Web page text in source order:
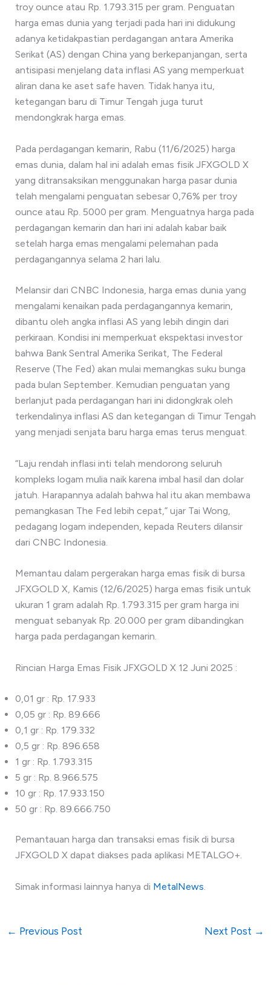
troy ounce atau Rp. 1.793.315 per gram. Penguatan
harga emas dunia yang terjadi pada hari ini didukung
adanya ketidakpastian perdagangan antara Amerika
Serikat (AS) dengan China yang berkepanjangan, serta
antisipasi menjelang data inflasi AS yang memperkuat
aliran dana ke aset safe haven. Tidak hanya itu,
ketegangan baru di Timur Tengah juga turut
mendongkrak harga emas.
Pada perdagangan kemarin, Rabu (11/6/2025) harga
emas dunia, dalam hal ini adalah emas fisik JFXGOLD X
yang ditransaksikan menggunakan harga pasar dunia
telah mengalami penguatan sebesar 0,76% per troy
ounce atau Rp. 5000 per gram. Menguatnya harga pada
perdagangan kemarin dan hari ini adalah kabar baik
setelah harga emas mengalami pelemahan pada
perdagangannya selama 2 hari lalu.
Melansir dari CNBC Indonesia, harga emas dunia yang
mengalami kenaikan pada perdagangannya kemarin,
dibantu oleh angka inflasi AS yang lebih dingin dari
perkiraan. Kondisi ini memperkuat ekspektasi investor
bahwa Bank Sentral Amerika Serikat, The Federal
Reserve (The Fed) akan mulai memangkas suku bunga
pada bulan September. Kemudian penguatan yang
berlanjut pada perdagangan hari ini didongkrak oleh
terkendalinya inflasi AS dan ketegangan di Timur Tengah
yang menjadi senjata baru harga emas terus menguat.
“Laju rendah inflasi inti telah mendorong seluruh
kompleks logam mulia naik karena imbal hasil dan dolar
jatuh. Harapannya adalah bahwa hal itu akan membawa
pemangkasan The Fed lebih cepat,” ujar Tai Wong,
pedagang logam independen, kepada Reuters dilansir
dari CNBC Indonesia.
Memantau dalam pergerakan harga emas fisik di bursa
JFXGOLD X, Kamis (12/6/2025) harga emas fisik untuk
ukuran 1 gram adalah Rp. 1.793.315 per gram harga ini
menguat sebanyak Rp. 20.000 per gram dibandingkan
harga pada perdagangan kemarin.
Rincian Harga Emas Fisik JFXGOLD X 12 Juni 2025 :
0,01 gr : Rp. 17.933
0,05 gr : Rp. 89.666
0,1 gr : Rp. 179.332
0,5 gr : Rp. 896.658
1 gr : Rp. 1.793.315
5 gr : Rp. 8.966.575
10 gr : Rp. 17.933.150
50 gr : Rp. 89.666.750
Pemantauan harga dan transaksi emas fisik di bursa
JFXGOLD X dapat diakses pada aplikasi METALGO+.
Simak informasi lainnya hanya di MetalNews.
← Previous Post Next Post →